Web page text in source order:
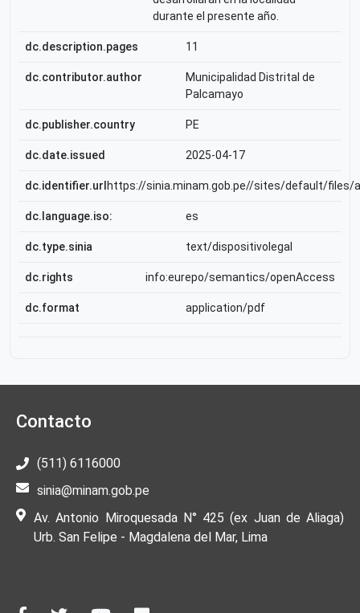
durante el presente año.
dc.description.pages 11
dc.contributor.author
Municipalidad Distrital de
Palcamayo
dc.publisher.country PE
dc.date.issued 2025-04-17
dc.identifier.url https://sinia.minam.gob.pe//sites/default/files/
dc.language.iso: es
dc.type.sinia text/dispositivolegal
dc.rights info:eurepo/semantics/openAccess
dc.format application/pdf
Contacto
(511) 6116000
sinia@minam.gob.pe
Av. Antonio Miroquesada N° 425 (ex Juan de Aliaga)
Urb. San Felipe - Magdalena del Mar, Lima